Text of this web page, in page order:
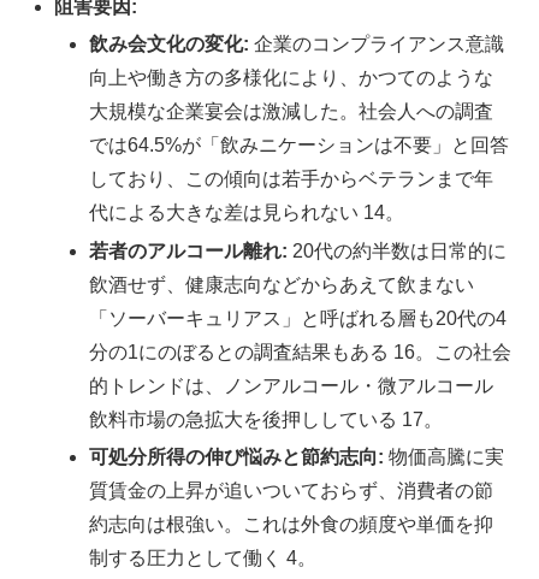
阻害要因:
飲み会文化の変化: 企業のコンプライアンス意識
向上や働き方の多様化により、かつてのような
大規模な企業宴会は激減した。社会人への調査
では64.5%が「飲みニケーションは不要」と回答
しており、この傾向は若手からベテランまで年
代による大きな差は見られない 14。
若者のアルコール離れ: 20代の約半数は日常的に
飲酒せず、健康志向などからあえて飲まない
「ソーバーキュリアス」と呼ばれる層も20代の4
分の1にのぼるとの調査結果もある 16。この社会
的トレンドは、ノンアルコール・微アルコール
飲料市場の急拡大を後押ししている 17。
可処分所得の伸び悩みと節約志向: 物価高騰に実
質賃金の上昇が追いついておらず、消費者の節
約志向は根強い。これは外食の頻度や単価を抑
制する圧力として働く 4。